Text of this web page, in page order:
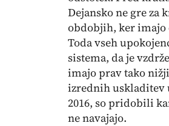
Dejansko ne gre
obdobjih, ker imajo
Toda vseh
sistema, da je
imajo prav tako
izrednih uskladitev
2016, so pridobili
ne navajajo.